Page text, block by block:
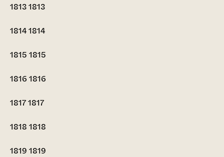
18131813
18141814
1815 1815
1816 1816
18171817
1818 1818
1819 1819